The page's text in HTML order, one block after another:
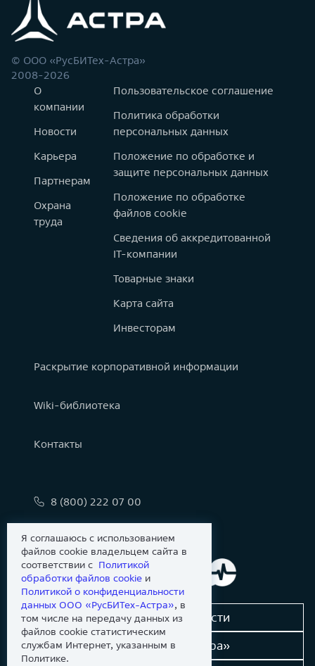
© ООО «РусБИТех-Астра»
2008-2026
О
компании
Новости
Карьера
Партнерам
Охрана
труда
Пользовательское соглашение
Политика обработки
персональных данных
Положение по обработке и
защите персональных данных
Положение по обработке
файлов cookie
Сведения об аккредитованной
IT-компании
Товарные знаки
Карта сайта
Инвесторам
Раскрытие корпоративной информации
Wiki-библиотека
Контакты
8 (800) 222 07 00
Сообщить об уязвимости
Новости «Группы Астра»
Я соглашаюсь с использованием
файлов cookie владельцем сайта в
соответствии с Политикой
обработки файлов сookie и
Политикой о конфиденциальности
данных ООО «РусБИТех-Астра», в
том числе на передачу данных из
файлов cookie статистическим
службам Интернет, указанным в
Политике.